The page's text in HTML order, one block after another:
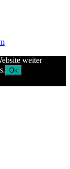
weiter
Ok